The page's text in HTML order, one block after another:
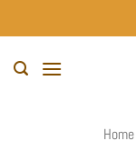
naar
Home